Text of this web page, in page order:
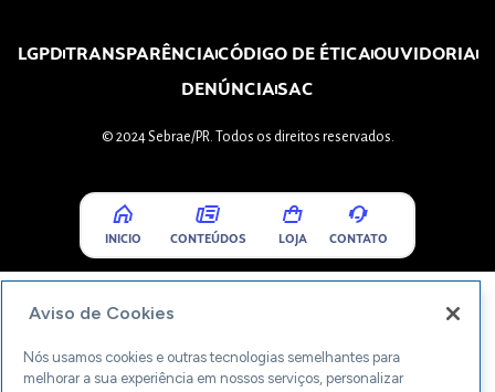
LGPDTRANSPARÊNCIACÓDIGO DE ÉTICAOUVIDORIA
DENÚNCIASAC
© 2024 Sebrae/PR. Todos os direitos reservados.
INICIO CONTEÚDOS LOJA CONTATO
Aviso de Cookies
Nós usamos cookies e outras tecnologias semelhantes para
melhorar a sua experiência em nossos serviços, personalizar